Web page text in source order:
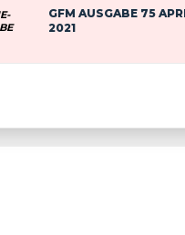
GFM AUSGABE 75
2021